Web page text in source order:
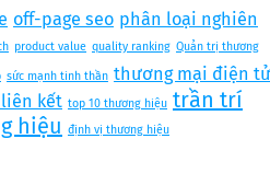
off-page seo phân loại nghiên
product value quality ranking Quản trị thương
sức mạnh tinh thần thương mại điện tử
kết top 10 thương hiệu trần trí
hiệu định vị thương hiệu